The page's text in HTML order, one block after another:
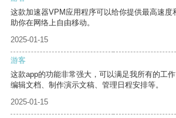
这款加速器VPM应用程序可以给你提供最高速度
助你在网络上自由移动。
2025-01-15
游客
这款app的功能非常强大，可以满足我所有的工
编辑文档、制作演示文稿、管理日程安排等。
2025-01-15